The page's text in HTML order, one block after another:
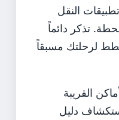
النقل
تذكر دائماً
لرحلتك مسبقاً
القريبة
دليل